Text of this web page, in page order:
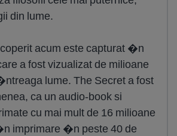
din lume.
acum este capturat �n
a fost vizualizat de milioane
lume. The Secret a fost
ca un audio-book si
cu mai mult de 16 milioane
imprimare �n peste 40 de